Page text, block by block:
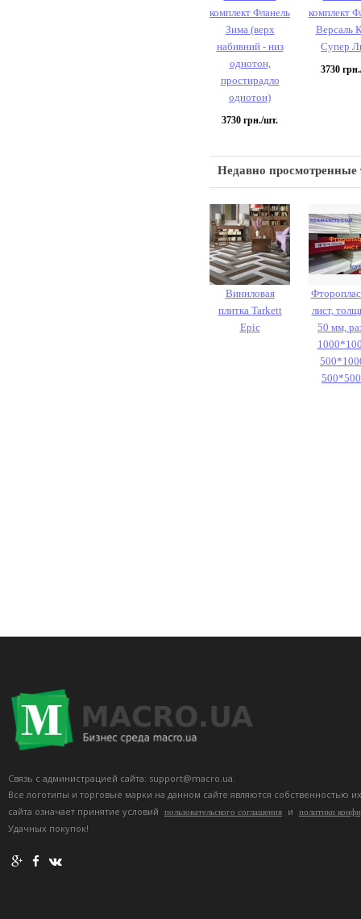
комплект Фланель
Зима (верх
набивний - низ
однотон,
простирадло
однотон)
3730 грн./шт.
комплект
Версаль
Супер
3730
Недавно просмотренные
Виниловая
плитка Tarkett
Epic
лист,
50 мм,
Связь с администрацией сайта: support@macro.ua.
Все логотипы и торговые марки на данном сайте являются собственностью
сайта означает принятие условий
пользовательского соглашения и политики
Удачных покупок!